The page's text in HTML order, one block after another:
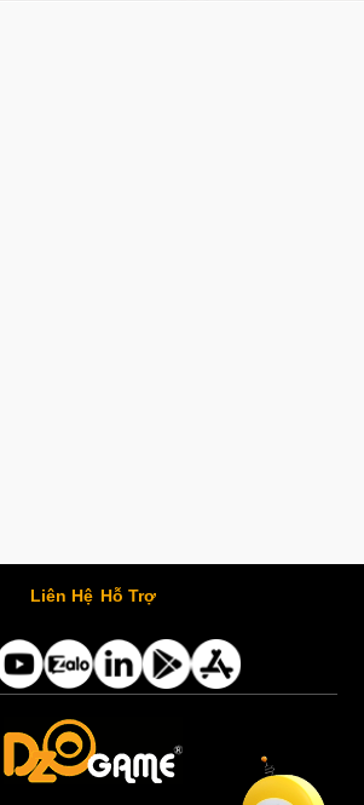
Liên Hệ Hỗ Trợ